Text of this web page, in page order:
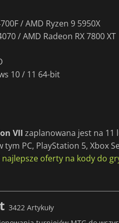
/ AMD Ryzen 9 5950X
/ AMD Radeon RX 7800 XT
10 / 11 64-bit
VII zaplanowana jest na 11
PC, PlayStation 5, Xbox
najlepsze oferty na kody do
3422 Artykuły